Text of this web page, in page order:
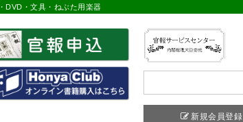
DVD・文具・ねぶた用楽器
新規会員登録